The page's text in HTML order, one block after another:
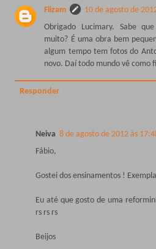
Flizam
10 de agosto de
Obrigado Lucimary. Sabe
muito? É uma obra bem
algum tempo tem fotos do
novo. Daí todo mundo vê como
Responder
Neiva 8 de agosto de 2012 às
Fábio,
Gostei dos ensinamentos !
Eu até que gosto de uma
rs rs rs
Beijos